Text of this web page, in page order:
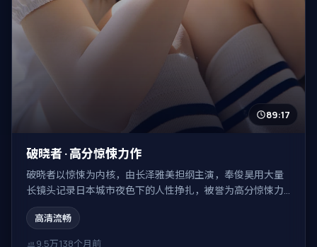
89:17
破晓者 · 高分惊悚力作
破晓者以惊悚为内核，由长泽雅美担纲主演，奉俊昊用大量
长镜头记录日本城市夜色下的人性挣扎，被誉为高分惊悚力
作。
高清流畅
9.5万138个月前